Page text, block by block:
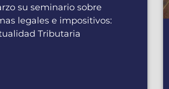
su seminario sobre
legales e impositivos:
Tributaria